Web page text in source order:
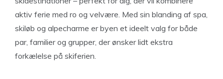
aktiv ferie med ro og velvære. Med sin blanding af spa,
skiløb og alpecharme er byen et ideelt valg for både
par, familier og grupper, der ønsker lidt ekstra
forkælelse på skiferien.